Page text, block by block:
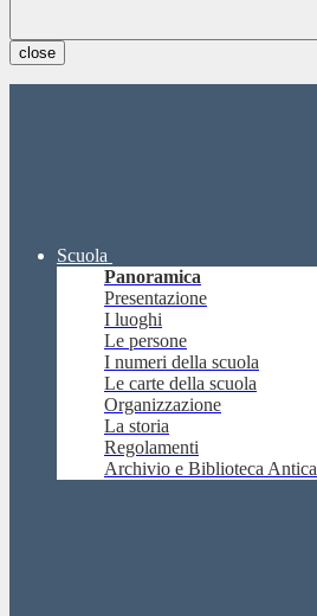
close
Scuola
Panoramica
Presentazione
I luoghi
Le persone
I numeri della scuola
Le carte della scuola
Organizzazione
La storia
Regolamenti
Archivio e Biblioteca Antica